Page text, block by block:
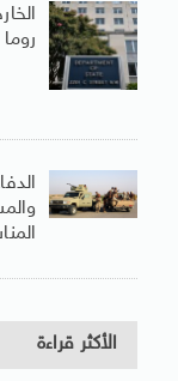
الأكثر قراءة